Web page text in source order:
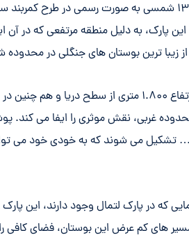
پارک جنگلی لتمان در سال ۱۳۷۲ شمسی به صورت رسمی
پارک، به دلیل منطقه مرتفعی که در
از زیبا ترین بوستان های جنگلی در
از آن جایی که پارک لتمال در ارتفاع ۱.۸۰۰
غربی، نقش موثری را ایفا می کند.
تشکیل می شوند که به خودی خود می
که در پارک لتمال وجود دارند، این
مسیر های کم عرض این بوستان، فضای